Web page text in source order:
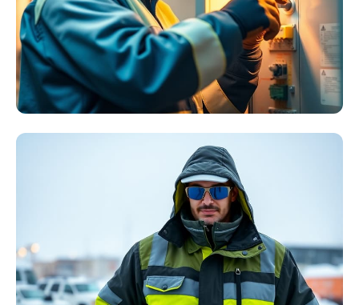
Störlichtbogen
Komplett-Sets